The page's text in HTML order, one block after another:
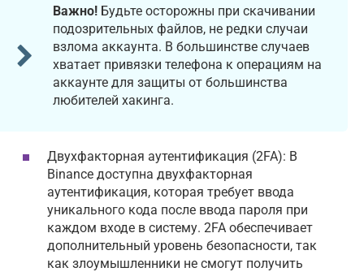
Важно! Будьте осторожны при скачивании
подозрительных файлов, не редки случаи
взлома аккаунта. В большинстве случаев
хватает привязки телефона к операциям на
аккаунте для защиты от большинства
любителей хакинга.
Двухфакторная аутентификация (2FA): В
Binance доступна двухфакторная
аутентификация, которая требует ввода
уникального кода после ввода пароля при
каждом входе в систему. 2FA обеспечивает
дополнительный уровень безопасности, так
как злоумышленники не смогут получить